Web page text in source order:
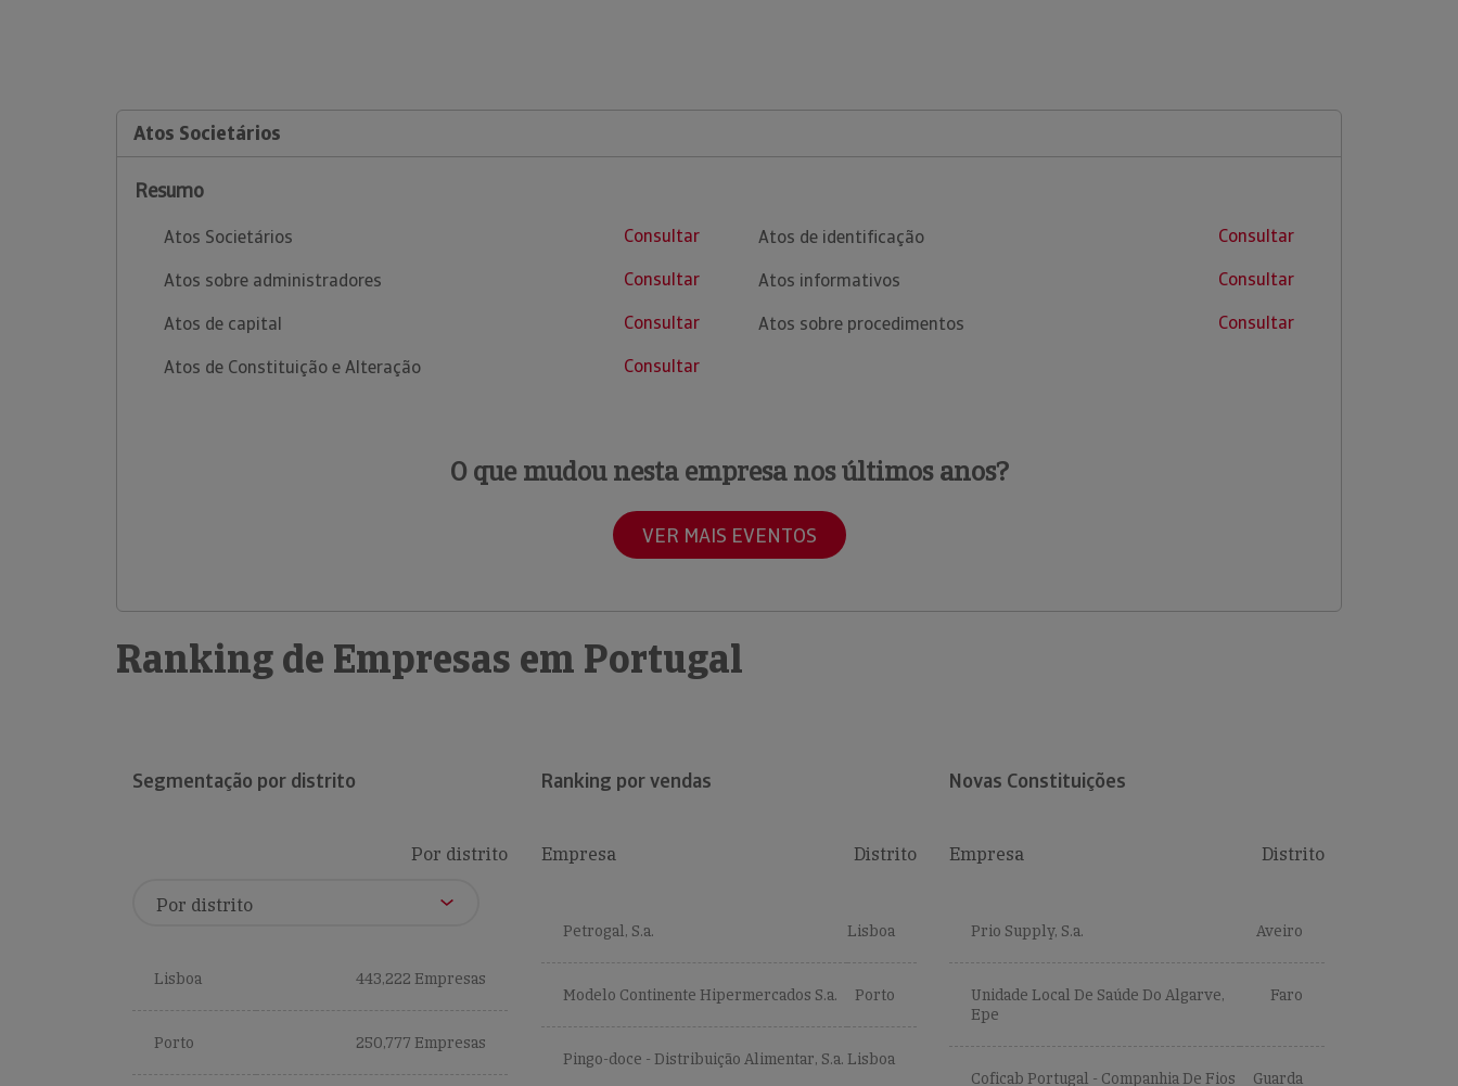
Atos Societários
Resumo
Atos Societários
Consultar
Atos sobre administradores
Consultar
Atos de capital
Consultar
Atos de Constituição e Alteração
Consultar
Atos de identificação
Consultar
Atos informativos
Consultar
Atos sobre procedimentos
Consultar
O que mudou nesta empresa nos últimos anos?
VER MAIS EVENTOS
Ranking de Empresas em Portugal
Segmentação por distrito
Por distrito
Lisboa 443,222 Empresas
Porto 250,777 Empresas
Ranking por vendas
Empresa Distrito
Petrogal, S.a. Lisboa
Modelo Continente Hipermercados S.a. Porto
Pingo-doce - Distribuição Alimentar, S.a. Lisboa
Novas Constituições
Empresa Distrito
Prio Supply, S.a. Aveiro
Unidade Local De Saúde Do Algarve,
Epe
Faro
Coficab Portugal - Companhia De Fios Guarda